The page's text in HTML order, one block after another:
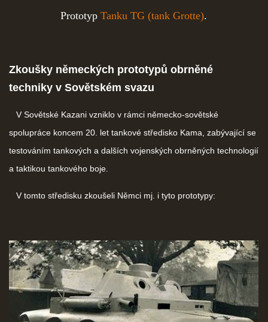
Prototyp Tanku TG (tank Grotte).
Zkoušky německých prototypů obrněné
techniky v Sovětském svazu
V Sovětské Kazani vzniklo v rámci německo-sovětské
spolupráce koncem 20. let tankové středisko Kama, zabývající se
testováním tankových a dalších vojenských obrněných technologií
a taktikou tankového boje.
V tomto středisku zkoušeli Němci mj. i tyto prototypy: